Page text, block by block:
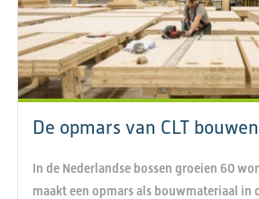
De opmars van CLT bouwen
In de Nederlandse bossen groeien 60
maakt een opmars als bouwmateriaal in